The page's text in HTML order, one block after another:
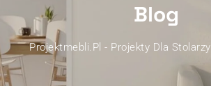
Blog
Projektmebli.pl - Projekty Dla Stolarzy